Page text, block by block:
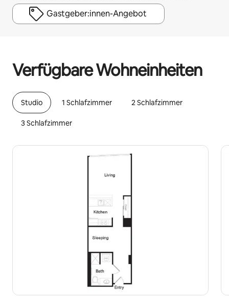
Gastgeber:innen-Angebot
Verfügbare Wohneinheiten
Studio 1 Schlafzimmer 2 Schlafzimmer
3 Schlafzimmer